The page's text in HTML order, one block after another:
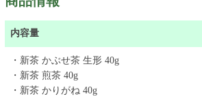
内容量
・新茶 かぶせ茶 生形 40g
・新茶 煎茶 40g
・新茶 かりがね 40g